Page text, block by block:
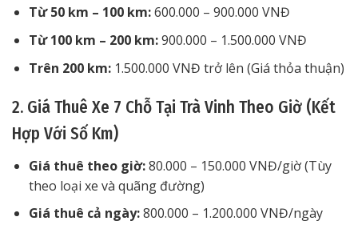
Từ 50 km – 100 km:600.000 – 900.000 VNĐ
Từ 100 km – 200 km:900.000 – 1.500.000 VNĐ
Trên 200 km:1.500.000 VNĐ trở lên (Giá thỏa thuận)
2. Giá Thuê Xe 7 Chỗ Tại Trà Vinh Theo Giờ (Kết
Hợp Với Số Km)
Giá thuê theo giờ:80.000 – 150.000 VNĐ/giờ (Tùy
theo loại xe và quãng đường)
Giá thuê cả ngày:800.000 – 1.200.000 VNĐ/ngày